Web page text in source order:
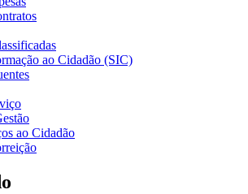
ao Cidadão (SIC)
ao Cidadão